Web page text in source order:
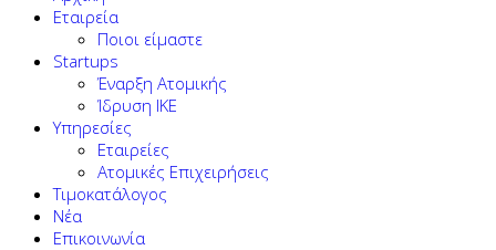
Εταιρεία
Ποιοι είμαστε
Startups
Έναρξη Ατομικής
Ίδρυση ΙΚΕ
Υπηρεσίες
Εταιρείες
Ατομικές Επιχειρήσεις
Τιμοκατάλογος
Νέα
Επικοινωνία